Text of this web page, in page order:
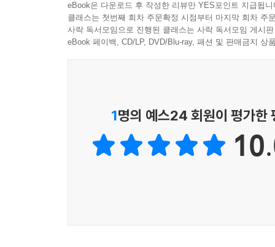
eBook은 다운로드 후 작성한 리뷰만 YES포인트 지급됩니
클래스는 첫번째 회차 주문확정 시점부터 마지막 회차 주
사락 독서모임으로 진행된 클래스는 사락 독서모임 게시
eBook 페이백, CD/LP, DVD/Blu-ray, 패션 및 판매금지 상
1명의 예스24 회원이 평가한